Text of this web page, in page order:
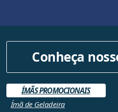
Conheça
ÍMÃS PROMOCIONAIS
Ímã de Geladeira